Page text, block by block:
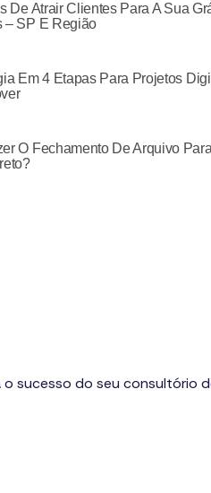
De Atrair Clientes Para A Sua
– SP E Região
Em 4 Etapas Para Projetos
O Fechamento De Arquivo
o sucesso do seu consultório